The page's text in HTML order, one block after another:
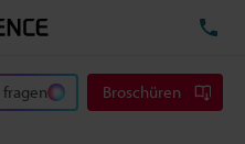
fragen Broschüren